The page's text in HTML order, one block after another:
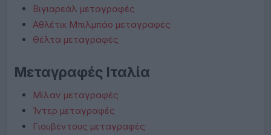
Βιγιαρεάλ μεταγραφές
Αθλέτικ Μπιλμπάο μεταγραφές
Θέλτα μεταγραφές
Μεταγραφές Ιταλία
Μίλαν μεταγραφές
Ίντερ μεταγραφές
Γιουβέντους μεταγραφές